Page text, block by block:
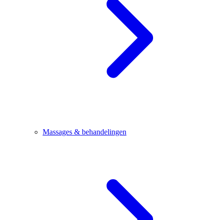
Massages & behandelingen